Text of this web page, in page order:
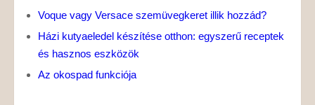
Voque vagy Versace szemüvegkeret illik hozzád?
Házi kutyaeledel készítése otthon: egyszerű receptek
és hasznos eszközök
Az okospad funkciója